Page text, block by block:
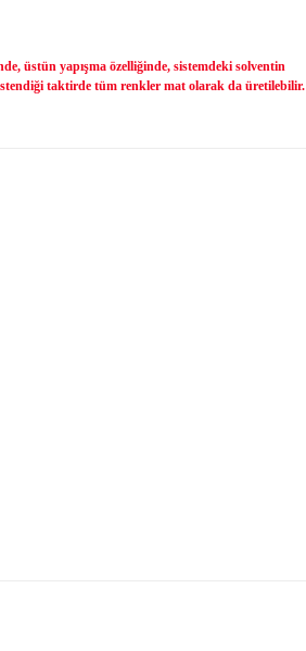
üstün yapışma özelliğinde, sistemdeki solventin
taktirde tüm renkler mat olarak da üretilebilir.